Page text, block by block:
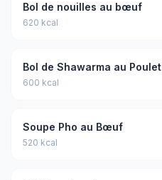
Bol de nouilles au bœuf
620 kcal
Bol de Shawarma au Poulet
600 kcal
Soupe Pho au Bœuf
520 kcal